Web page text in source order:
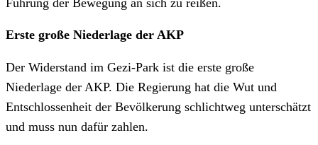
Erste große Niederlage der AKP
Der Widerstand im Gezi-Park ist die erste große
Niederlage der AKP. Die Regierung hat die Wut und
Entschlossenheit der Bevölkerung schlichtweg unterschätzt
und muss nun dafür zahlen.